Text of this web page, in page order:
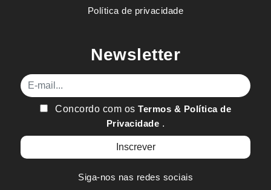
Política de privacidade
Newsletter
E-mail
Concordo com osTermos & Política de
Privacidade .
Siga-nos nas redes sociais